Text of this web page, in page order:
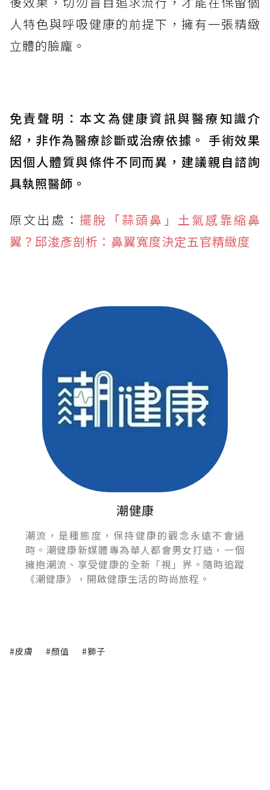
人特色與呼吸健康的前提下，擁有一張精緻
立體的臉龐。
免責聲明：本文為健康資訊與醫療知識介
紹，非作為醫療診斷或治療依據。 手術效果
因個人體質與條件不同而異，建議親自諮詢
具執照醫師。
原文出處： 擺脫「蒜頭鼻」土氣感靠縮鼻
翼？邱浚彥剖析：鼻翼寬度決定五官精緻度
潮健康
潮流，是種態度，保持健康的觀念永遠不會過
時。潮健康新媒體專為華人都會男女打造，一個
擁抱潮流、享受健康的全新「視」界。隨時追蹤
《潮健康》，開啟健康生活的時尚旅程。
#皮膚 #顏值 #獅子